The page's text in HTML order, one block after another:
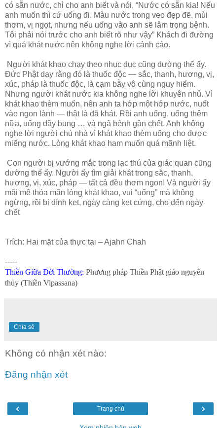
có sẵn nước, chỉ cho anh biết và nói, “Nước có sẵn kia! Nếu
anh muốn thì cứ uống đi. Màu nước trong veo đẹp đẽ, mùi
thơm, vị ngọt, nhưng nếu uống vào anh sẽ lâm trọng bệnh.
Tôi phải nói trước cho anh biết rõ như vậy” Khách đi đường
vì quá khát nước nên không nghe lời cảnh cáo.
Người khát khao chạy theo nhục dục cũng dường thế ấy.
Ðức Phật dạy rằng đó là thuốc độc — sắc, thanh, hương, vị,
xúc, pháp là thuốc độc, là cạm bẫy vô cùng nguy hiểm.
Nhưng người khát nước kia không nghe lời khuyên nhủ. Vì
khát khao thèm muốn, nên anh ta hớp một hớp nước, nuốt
vào ngon lành — thật là đã khát. Rồi anh uống, uống thêm
nữa, uống đầy bụng … và ngã bệnh gần chết. Anh không
nghe lời người chủ nhà vì khát khao thèm uống cho được
miếng nước. Lòng khát khao ham muốn quá mãnh liệt.
Con người bị vướng mắc trong lạc thú của giác quan cũng
dường thế ấy. Người ấy tìm giải khát trong sắc, thanh,
hương, vị, xúc, pháp — tất cả đều thơm ngon! Và người ấy
mãi mê thỏa mãn lòng khát khao, vui “uống” mà không
ngừng, rồi bị dính kẹt, ngày càng kẹt cứng, cho đến ngày
chết
Trích: Hai mặt của thực tại – Ajahn Chah
-----
Thiền Giữa Đời Thường: Phương pháp Thiền Phật giáo nguyên
thủy (Thiền Vipassana)
Chia sẻ
Không có nhận xét nào:
Đăng nhận xét
‹ ›
Trang chủ